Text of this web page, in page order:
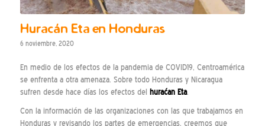
Huracán Eta en Honduras
6 noviembre, 2020
En medio de los efectos de la pandemia de COVID19, Centroamérica
se enfrenta a otra amenaza. Sobre todo Honduras y Nicaragua
sufren desde hace días los efectos del huraćan Eta.
Con la información de las organizaciones con las que trabajamos en
Honduras y revisando los partes de emergencias, creemos que